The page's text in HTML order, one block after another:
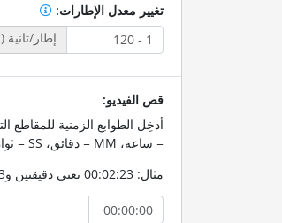
تغيير معدل الإطارات:
إطار/ثانية (fps)
قص الفيديو:
= ساعة، MM = دقائق، SS = ثوانٍ.
مثال: 00:02:23 تعني دقيقتين و23 ثانية.